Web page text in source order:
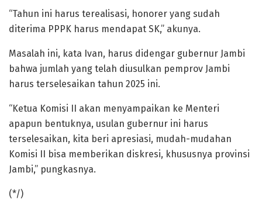
“Tahun ini harus terealisasi, honorer yang sudah
diterima PPPK harus mendapat SK,” akunya.
Masalah ini, kata Ivan, harus didengar gubernur Jambi
bahwa jumlah yang telah diusulkan pemprov Jambi
harus terselesaikan tahun 2025 ini.
“Ketua Komisi II akan menyampaikan ke Menteri
apapun bentuknya, usulan gubernur ini harus
terselesaikan, kita beri apresiasi, mudah-mudahan
Komisi II bisa memberikan diskresi, khususnya provinsi
Jambi,” pungkasnya.
(*/)